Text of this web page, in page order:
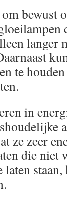
bewust
langer
te
in
ze zeer
die